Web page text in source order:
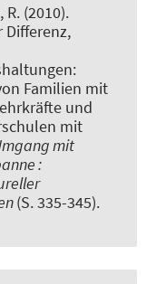
R. (2010).
Familien mit
und
mit
mit
:
(S. 335-345).